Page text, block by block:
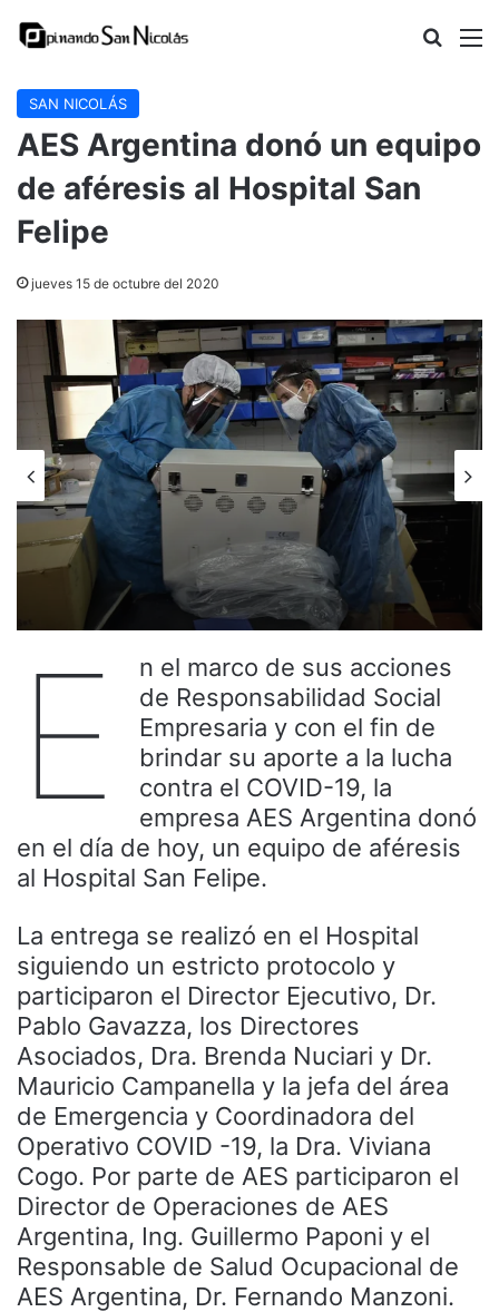
Buscar
SAN NICOLÁS
AES Argentina donó un equipo
de aféresis al Hospital San
Felipe
jueves 15 de octubre del 2020
E
n el marco de sus acciones
de Responsabilidad Social
Empresaria y con el fin de
brindar su aporte a la lucha
contra el COVID-19, la
empresa AES Argentina donó
en el día de hoy, un equipo de aféresis
al Hospital San Felipe.
La entrega se realizó en el Hospital
siguiendo un estricto protocolo y
participaron el Director Ejecutivo, Dr.
Pablo Gavazza, los Directores
Asociados, Dra. Brenda Nuciari y Dr.
Mauricio Campanella y la jefa del área
de Emergencia y Coordinadora del
Operativo COVID -19, la Dra. Viviana
Cogo. Por parte de AES participaron el
Director de Operaciones de AES
Argentina, Ing. Guillermo Paponi y el
Responsable de Salud Ocupacional de
AES Argentina, Dr. Fernando Manzoni.